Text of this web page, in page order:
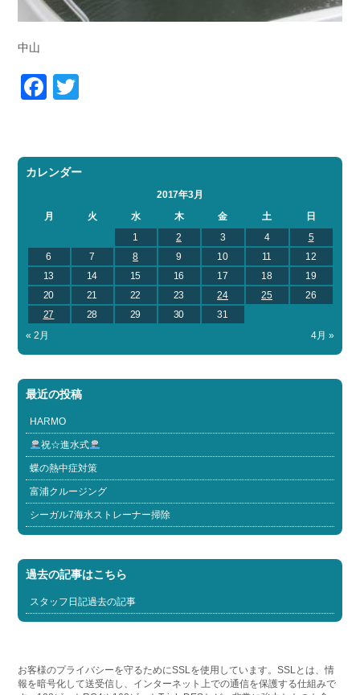
中山
Facebook
カレンダー
2017年3月
月
火 水 木 金 土
日
1
2 3 4
5
6
7 8 9 10 11
12
13
14 15 16 17 18
19
20
21 22 23 24 25
26
27
28 29 30
31
« 2月
4月 »
最近の投稿
HARMO
祝☆進水式
蝶の熱中症対策
富浦クルージング
シーガル7海水ストレーナー掃除
過去の記事はこちら
スタッフ日記過去の記事
お客様のプライバシーを守るためにSSLを使用しています。SSLとは、情
報を暗号化して送受信し、インターネット上での通信を保護する仕組みで